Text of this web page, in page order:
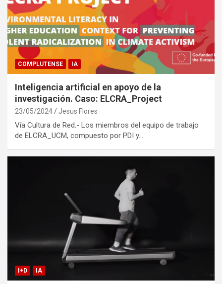
COMPLUTENSE IA
Inteligencia artificial en apoyo de la
investigación. Caso: ELCRA_Project
23/05/2024 Jesus Flores
Vía Cultura de Red.- Los miembros del equipo de trabajo
de ELCRA_UCM, compuesto por PDI y…
I+D IA